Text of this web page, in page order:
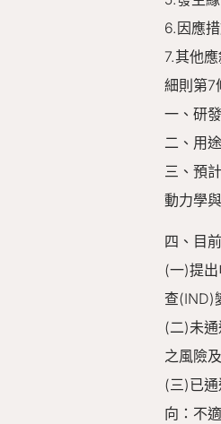
6.因應
7.其他
細則第7
一、研
二、用
三、預
動力學
四、目
(一)提
查(IND)
(二)未
之風險
(三)已
向：不